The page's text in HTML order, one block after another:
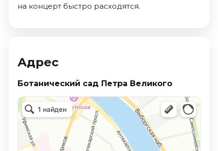
на концерт быстро расходятся.
Адрес
Ботанический сад Петра Великого